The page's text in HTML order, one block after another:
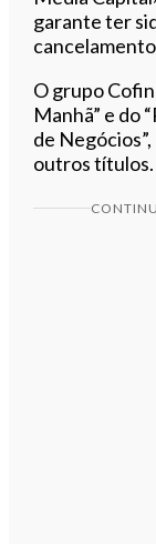
garante ter
O grupo
Manhã” e do
de
outros títulos.